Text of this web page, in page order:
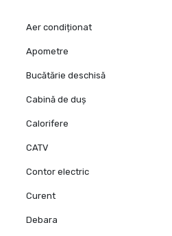
Aer condiționat
Apometre
Bucătărie deschisă
Cabină de duș
Calorifere
CATV
Contor electric
Curent
Debara